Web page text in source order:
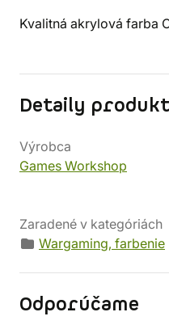
Kvalitná akrylová farba
Detaily
Výrobca
Games Workshop
Zaradené v kategóriách
Wargaming, farbenie
Odporúčame